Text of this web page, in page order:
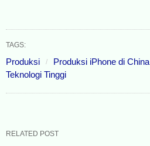
TAGS:
Produksi Produksi iPhone di China
Teknologi Tinggi
RELATED POST